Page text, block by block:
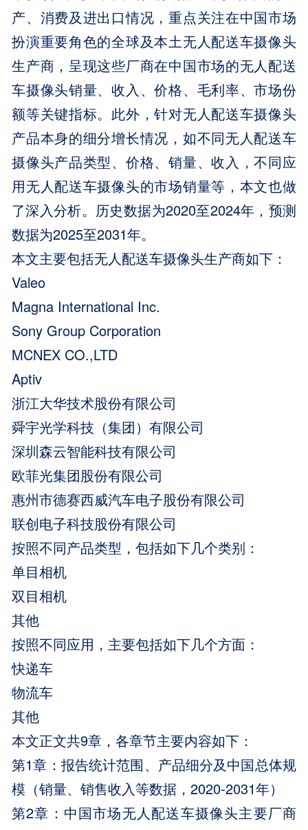
产、消费及进出口情况，重点关注在中国市场
扮演重要角色的全球及本土无人配送车摄像头
生产商，呈现这些厂商在中国市场的无人配送
车摄像头销量、收入、价格、毛利率、市场份
额等关键指标。此外，针对无人配送车摄像头
产品本身的细分增长情况，如不同无人配送车
摄像头产品类型、价格、销量、收入，不同应
用无人配送车摄像头的市场销量等，本文也做
了深入分析。历史数据为2020至2024年，预测
数据为2025至2031年。
本文主要包括无人配送车摄像头生产商如下：
Valeo
Magna International Inc.
Sony Group Corporation
MCNEX CO.,LTD
Aptiv
浙江大华技术股份有限公司
舜宇光学科技（集团）有限公司
深圳森云智能科技有限公司
欧菲光集团股份有限公司
惠州市德赛西威汽车电子股份有限公司
联创电子科技股份有限公司
按照不同产品类型，包括如下几个类别：
单目相机
双目相机
其他
按照不同应用，主要包括如下几个方面：
快递车
物流车
其他
本文正文共9章，各章节主要内容如下：
第1章：报告统计范围、产品细分及中国总体规
模（销量、销售收入等数据，2020-2031年）
第2章：中国市场无人配送车摄像头主要厂商